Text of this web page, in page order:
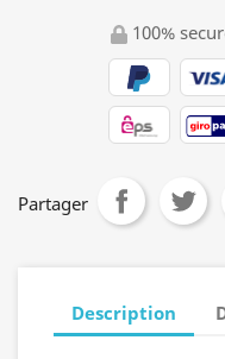
100%
Partager
Description